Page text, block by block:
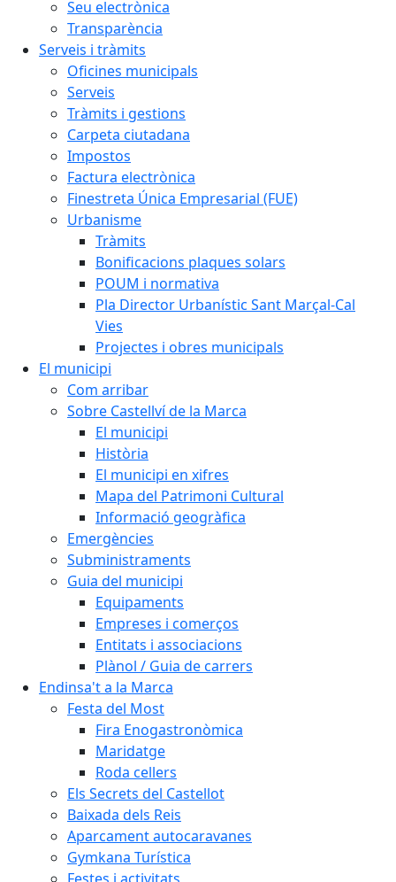
Seu electrònica
Transparència
Serveis i tràmits
Oficines municipals
Serveis
Tràmits i gestions
Carpeta ciutadana
Impostos
Factura electrònica
Finestreta Única Empresarial (FUE)
Urbanisme
Tràmits
Bonificacions plaques solars
POUM i normativa
Pla Director Urbanístic Sant Marçal-Cal
Vies
Projectes i obres municipals
El municipi
Com arribar
Sobre Castellví de la Marca
El municipi
Història
El municipi en xifres
Mapa del Patrimoni Cultural
Informació geogràfica
Emergències
Subministraments
Guia del municipi
Equipaments
Empreses i comerços
Entitats i associacions
Plànol / Guia de carrers
Endinsa't a la Marca
Festa del Most
Fira Enogastronòmica
Maridatge
Roda cellers
Els Secrets del Castellot
Baixada dels Reis
Aparcament autocaravanes
Gymkana Turística